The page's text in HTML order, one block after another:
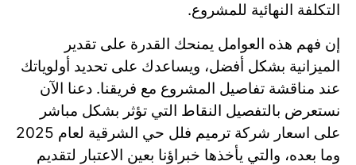
التكلفة النهائية للمشروع.
إن فهم هذه العوامل يمنحك القدرة على تقدير
الميزانية بشكل أفضل، ويساعدك على تحديد أولوياتك
عند مناقشة تفاصيل المشروع مع فريقنا. دعنا الآن
نستعرض بالتفصيل النقاط التي تؤثر بشكل مباشر
على اسعار شركة ترميم فلل حي الشرقية لعام 2025
وما بعده، والتي يأخذها خبراؤنا بعين الاعتبار لتقديم